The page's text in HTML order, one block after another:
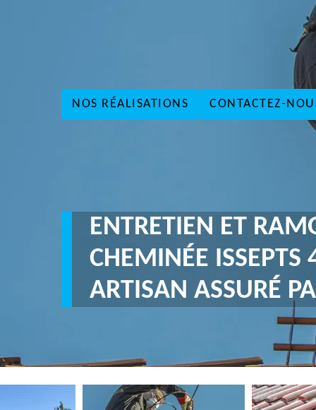
NOS RÉALISATIONS CONTACTEZ-
ENTRETIEN ET
CHEMINÉE ISSEPTS
ARTISAN ASSURÉ